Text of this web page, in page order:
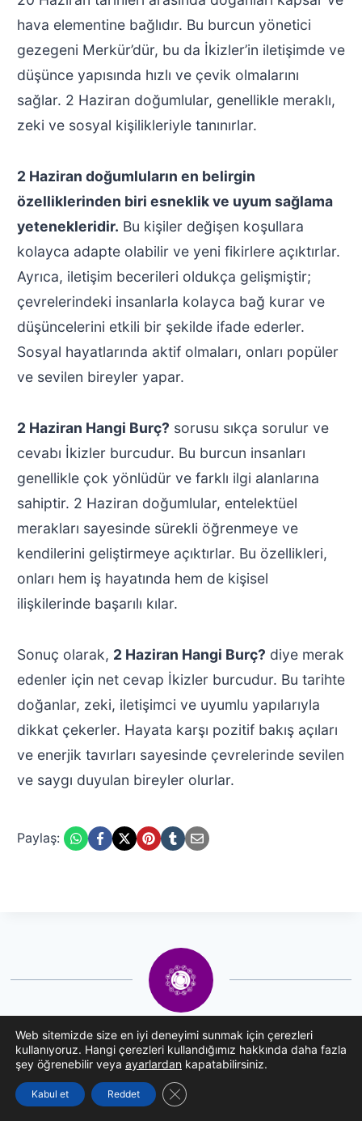
hava elementine bağlıdır. Bu burcun yönetici
gezegeni Merkür’dür, bu da İkizler’in iletişimde ve
düşünce yapısında hızlı ve çevik olmalarını
sağlar. 2 Haziran doğumlular, genellikle meraklı,
zeki ve sosyal kişilikleriyle tanınırlar.
2 Haziran doğumluların en belirgin
özelliklerinden biri esneklik ve uyum sağlama
yetenekleridir. Bu kişiler değişen koşullara
kolayca adapte olabilir ve yeni fikirlere açıktırlar.
Ayrıca, iletişim becerileri oldukça gelişmiştir;
çevrelerindeki insanlarla kolayca bağ kurar ve
düşüncelerini etkili bir şekilde ifade ederler.
Sosyal hayatlarında aktif olmaları, onları popüler
ve sevilen bireyler yapar.
2 Haziran Hangi Burç? sorusu sıkça sorulur ve
cevabı İkizler burcudur. Bu burcun insanları
genellikle çok yönlüdür ve farklı ilgi alanlarına
sahiptir. 2 Haziran doğumlular, entelektüel
merakları sayesinde sürekli öğrenmeye ve
kendilerini geliştirmeye açıktırlar. Bu özellikleri,
onları hem iş hayatında hem de kişisel
ilişkilerinde başarılı kılar.
Sonuç olarak, 2 Haziran Hangi Burç? diye merak
edenler için net cevap İkizler burcudur. Bu tarihte
doğanlar, zeki, iletişimci ve uyumlu yapılarıyla
dikkat çekerler. Hayata karşı pozitif bakış açıları
ve enerjik tavırları sayesinde çevrelerinde sevilen
ve saygı duyulan bireyler olurlar.
Paylaş:
Burcistan Uzman Ekibi
astrologlardan oluşan 15+ yıllık deneyimli bir
Web sitemizde size en iyi deneyimi sunmak için çerezleri
kullanıyoruz. Hangi çerezleri kullandığımız hakkında daha fazla
şey öğrenebilir veya ayarlardan kapatabilirsiniz.
Kabul et Reddet GDPR çerez şeridini kapat